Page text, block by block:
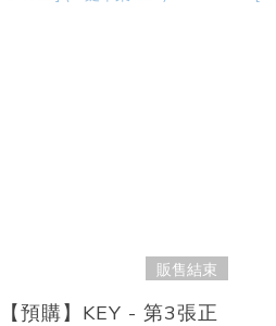
販售結束
【預購】KEY - 第3張正